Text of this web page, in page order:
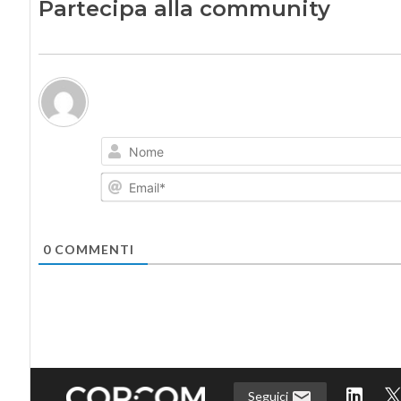
Partecipa alla community
0COMMENTI
Seguici